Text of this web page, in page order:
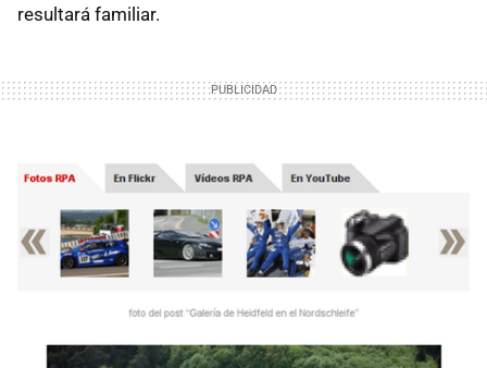
resultará familiar.